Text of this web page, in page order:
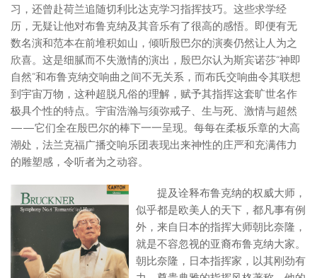
习，还曾赴荷兰追随切利比达克学习指挥技巧。这些求学经
历，无疑让他对布鲁克纳及其音乐有了很高的感悟。即便有无
数名演和范本在前堆积如山，倾听殷巴尔的演奏仍然让人为之
欣喜。这是细腻而不失激情的演出，殷巴尔认为斯宾诺莎“神即
自然”和布鲁克纳交响曲之间不无关系，而布氏交响曲令其联想
到宇宙万物，这种超脱凡俗的理解，赋予其指挥这套旷世名作
极具个性的特点。宇宙浩瀚与须弥戒子、生与死、激情与超然
——它们全在殷巴尔的棒下一一呈现。每每在柔板乐章的大高
潮处，法兰克福广播交响乐团表现出来神性的庄严和充满伟力
的雕塑感，令听者为之动容。
提及诠释布鲁克纳的权威大师，
似乎都是欧美人的天下，都凡事有例
外，来自日本的指挥大师朝比奈隆，
就是不容忽视的亚裔布鲁克纳大家。
朝比奈隆，日本指挥家，以其刚劲有